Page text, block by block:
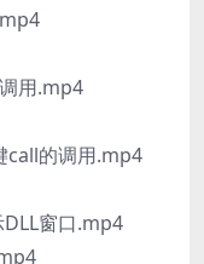
用.mp4
call的调用.mp4
窗口.mp4